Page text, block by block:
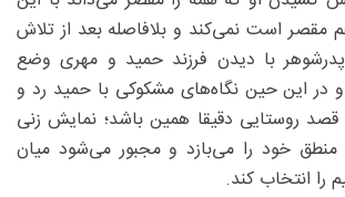
است نمی‌کند و بلافاصله بعد از تلاش
پدرشوهر با دیدن فرزند حمید و مهری وضع
در این حین نگاه‌های مشکوکی با حمید رد و
روستایی دقیقا همین باشد؛ نمایش زنی
خود را می‌بازد و مجبور می‌شود میان
را انتخاب کند.